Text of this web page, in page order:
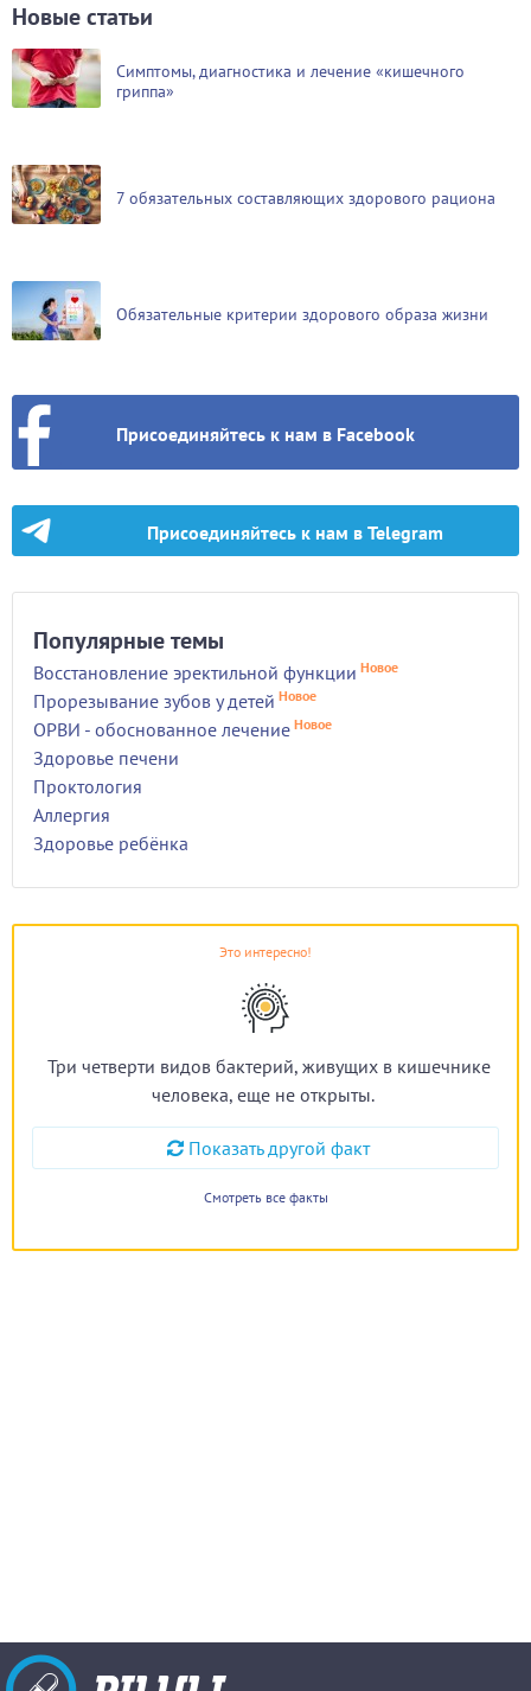
Новые статьи
Симптомы, диагностика и лечение «кишечного
гриппа»
7 обязательных составляющих здорового рациона
Обязательные критерии здорового образа жизни
Присоединяйтесь к нам в Facebook
Присоединяйтесь к нам в Telegram
Популярные темы
Восстановление эректильной функции Новое
Прорезывание зубов у детей Новое
ОРВИ - обоснованное лечение Новое
Здоровье печени
Проктология
Аллергия
Здоровье ребёнка
Это интересно!
Три четверти видов бактерий, живущих в кишечнике
человека, еще не открыты.
Показать другой факт
Смотреть все факты